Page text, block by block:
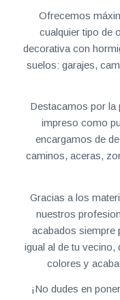
Ofrecemos
cualquier tipo de
decorativa con
suelos: garajes,
Destacamos por la
impreso como
encargamos de
caminos, aceras,
Gracias a los
nuestros
acabados siempre
igual al de tu
colores y
¡No dudes en